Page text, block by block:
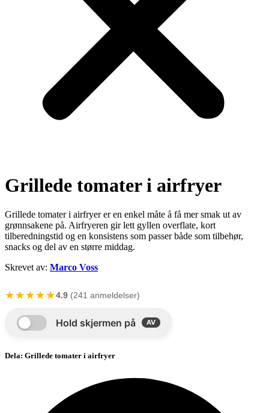
Grillede tomater i airfryer
Grillede tomater i airfryer er en enkel måte å få mer smak ut av
grønnsakene på. Airfryeren gir lett gyllen overflate, kort
tilberedningstid og en konsistens som passer både som tilbehør,
snacks og del av en større middag.
Skrevet av: Marco Voss
★★★★★4.9 (241 anmeldelser)
Dela: Grillede tomater i airfryer